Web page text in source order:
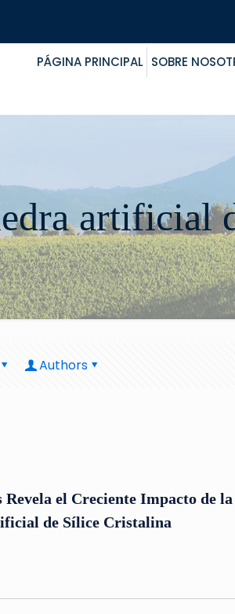
PÁGINA PRINCIPAL SOBRE
artificial
Authors
el Creciente Impacto de
de Sílice Cristalina